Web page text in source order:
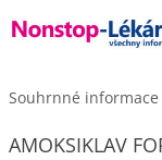
Souhrnné informace
AMOKSIKLAV